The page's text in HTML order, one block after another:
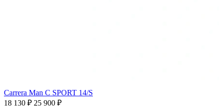
Carrera Man C SPORT 14/S
18 130 ₽ 25 900 ₽